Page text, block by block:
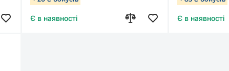
Є в наявності Є в наявності